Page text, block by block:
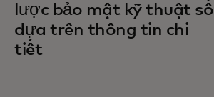
lược bảo mật kỹ thuật số
dựa trên thông tin chi
tiết